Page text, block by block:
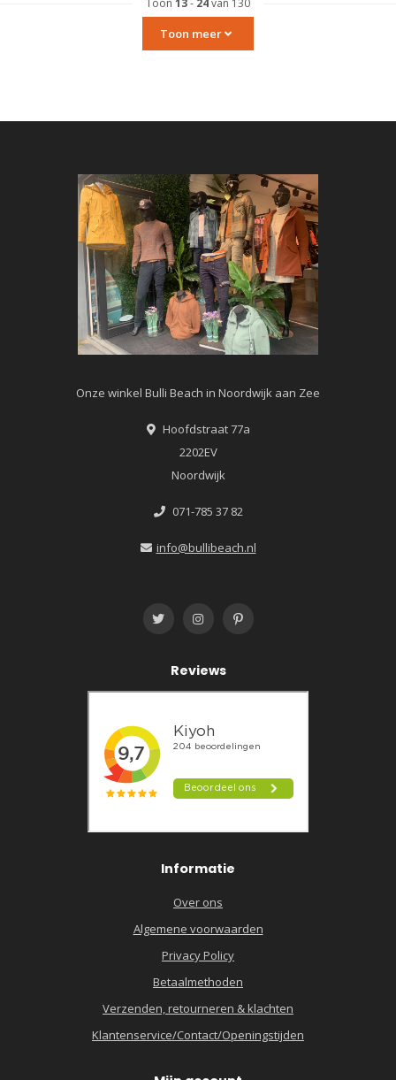
Toon 13- 24van 130
Toon meer
Onze winkel Bulli Beach in Noordwijk aan Zee
Hoofdstraat 77a
2202EV
Noordwijk
071-785 37 82
info@bullibeach.nl
Reviews
Informatie
Over ons
Algemene voorwaarden
Privacy Policy
Betaalmethoden
Verzenden, retourneren & klachten
Klantenservice/Contact/Openingstijden